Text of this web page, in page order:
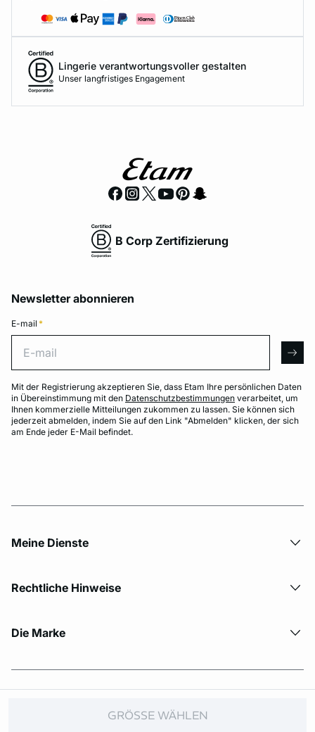
GRÖSSE WÄHLEN
Lingerie verantwortungsvoller gestalten
Unser langfristiges Engagement
B Corp Zertifizierung
Newsletter abonnieren
E-mail *
Mit der Registrierung akzeptieren Sie, dass Etam Ihre persönlichen Daten
in Übereinstimmung mit den Datenschutzbestimmungen verarbeitet, um
Ihnen kommerzielle Mitteilungen zukommen zu lassen. Sie können sich
jederzeit abmelden, indem Sie auf den Link "Abmelden" klicken, der sich
am Ende jeder E-Mail befindet.
Meine Dienste
Rechtliche Hinweise
Die Marke